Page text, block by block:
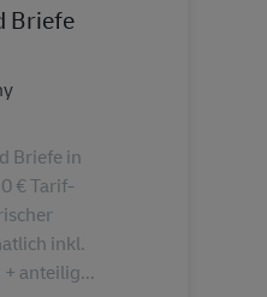
Briefe
Briefe in
€ Tarif-
inkl.
anteilig...